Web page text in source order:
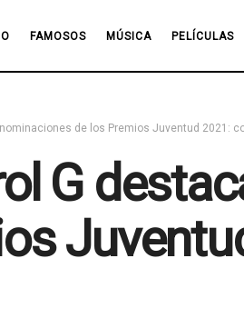
FAMOSOS MÚSICA PELÍCULAS
de los Premios Juventud 2021:
G